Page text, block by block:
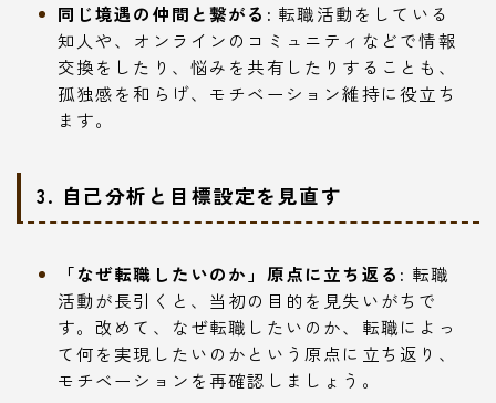
同じ境遇の仲間と繋がる: 転職活動をしている
知人や、オンラインのコミュニティなどで情報
交換をしたり、悩みを共有したりすることも、
孤独感を和らげ、モチベーション維持に役立ち
ます。
3. 自己分析と目標設定を見直す
「なぜ転職したいのか」原点に立ち返る: 転職
活動が長引くと、当初の目的を見失いがちで
す。改めて、なぜ転職したいのか、転職によっ
て何を実現したいのかという原点に立ち返り、
モチベーションを再確認しましょう。